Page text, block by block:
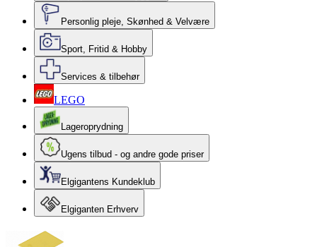
Personlig pleje, Skønhed & Velvære
Sport, Fritid & Hobby
Services & tilbehør
LEGO
Lageroprydning
Ugens tilbud - og andre gode priser
Elgigantens Kundeklub
Elgiganten Erhverv